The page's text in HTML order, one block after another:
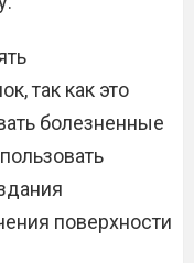
так как это
болезненные
поверхности